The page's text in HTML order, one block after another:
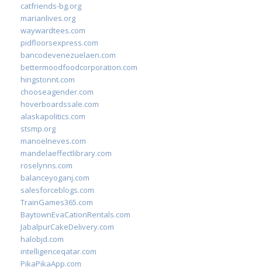
catfriends-bg.org
marianlives.org
waywardtees.com
pidfloorsexpress.com
bancodevenezuelaen.com
bettermoodfoodcorporation.com
hingstonnt.com
chooseagender.com
hoverboardssale.com
alaskapolitics.com
stsmp.org
manoelneves.com
mandelaeffectlibrary.com
roselynns.com
balanceyoganj.com
salesforceblogs.com
TrainGames365.com
BaytownEvaCationRentals.com
JabalpurCakeDelivery.com
halobjd.com
intelligenceqatar.com
PikaPikaApp.com